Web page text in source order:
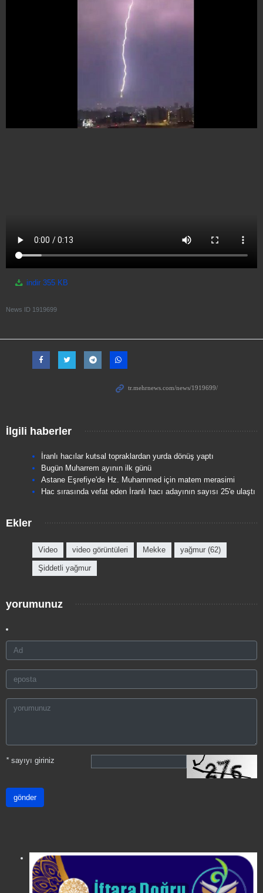
indir 355 KB
News ID 1919699
İlgili haberler
İranlı hacılar kutsal topraklardan yurda dönüş yaptı
Bugün Muharrem ayının ilk günü
Astane Eşrefiye'de Hz. Muhammed için matem merasimi
Hac sırasında vefat eden İranlı hacı adayının sayısı 25'e ulaştı
Ekler
Video video görüntüleri Mekke yağmur (62)
Şiddetli yağmur
yorumunuz
*sayıyı giriniz
gönder